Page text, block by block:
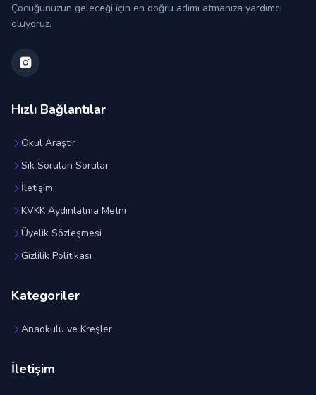
Çocuğunuzun geleceği için en doğru adımı atmanıza yardımcı
oluyoruz.
Hızlı Bağlantılar
Okul Araştır
Sık Sorulan Sorular
İletişim
KVKK Aydınlatma Metni
Üyelik Sözleşmesi
Gizlilik Politikası
Kategoriler
Anaokulu ve Kreşler
İletişim